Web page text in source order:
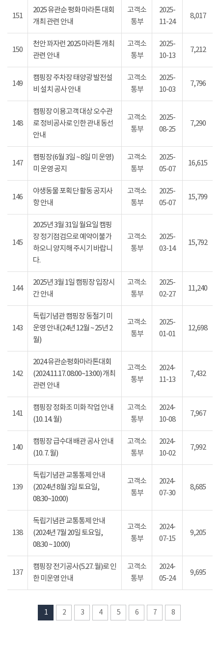
151
2025 유관순 평화 마라톤 대회
개최 관련 안내
고객소
통부
2025-
11-24
8,017
150
천안 꽈자런 2025 마라톤 개최
관련 안내
고객소
통부
2025-
10-13
7,212
149
캠핑장 주차장 태양광 발전설
비 설치 공사 안내
고객소
통부
2025-
10-03
7,796
148
캠핑장 이용고객 대상 오수관
로 정비공사로 인한 관내 동선
안내
고객소
통부
2025-
08-25
7,290
147
캠핑장(6월 3일 ~ 8일 미 운영)
미 운영 공지
고객소
통부
2025-
05-07
16,615
146
야생동물 포획단 활동 공지사
항 안내
고객소
통부
2025-
05-07
15,799
145
2025년 3월 31일 월요일 캠핑
장 정기점검으로 예약이불가
하오니 양지해 주시기 바랍니
다.
고객소
통부
2025-
03-14
15,792
144
2025년 3월 1일 캠핑장 입장시
간 안내
고객소
통부
2025-
02-27
11,240
143
독립기념관 캠핑장 동절기 미
운영 안내(24년 12월 ~ 25년 2
월)
고객소
통부
2025-
01-01
12,698
142
2024 유관순평화마라톤대회
(2024.11.17. 08:00~13:00) 개최
관련 안내
고객소
통부
2024-
11-13
7,432
141
캠핑장 정화조 미화 작업 안내
(10. 14. 월)
고객소
통부
2024-
10-08
7,967
140
캠핑장 급수대 배관 공사 안내
(10. 7. 월)
고객소
통부
2024-
10-02
7,992
139
독립기념관 교통통제 안내
(2024년 8월 3일 토요일,
08:30~10:00)
고객소
통부
2024-
07-30
8,685
138
독립기념관 교통통제 안내
(2024년 7월 20일 토요일,
08:30 ~ 10:00)
고객소
통부
2024-
07-15
9,205
137
캠핑장 전기공사(5.27. 월)로 인
한 미운영 안내
고객소
통부
2024-
05-24
9,695
1 2 3 4 5 6 7 8